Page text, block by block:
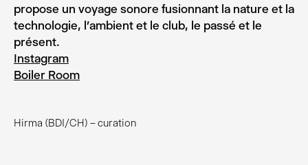
Hirma (BDI/CH) – curation
propose un voyage sonore fusionnant la nature et la
technologie, l’ambient et le club, le passé et le
présent.
Instagram
Boiler Room